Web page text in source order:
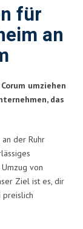
für
an
umziehen
das
der Ruhr
von
Ziel ist es, dir
preislich